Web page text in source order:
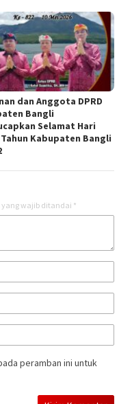
dan Anggota DPRD
Bangli
Selamat Hari
Kabupaten Bangli
yang wajib ditandai *
peramban ini untuk